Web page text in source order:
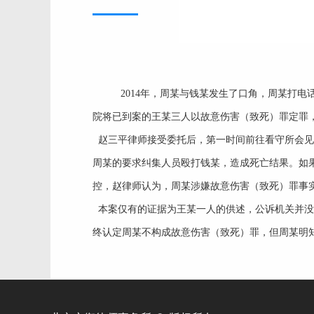
2014年，周某与钱某发生了口角，周某打
院将已到案的王某三人以故意伤害（致死）罪定
赵三平律师接受委托后，第一时间前往看守所会
周某的要求纠集人员殴打钱某，造成死亡结果。
控，赵律师认为，周某涉嫌故意伤害（致死）罪
本案仅有的证据为王某一人的供述，公诉机关并
终认定周某不构成故意伤害（致死）罪，但周某